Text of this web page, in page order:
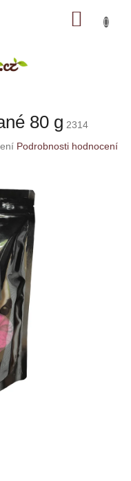
80 g 2314
Podrobnosti hodnocení